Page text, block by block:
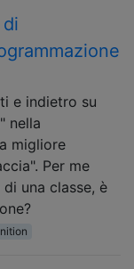
e indietro su
nella
migliore
Per me
una classe, è